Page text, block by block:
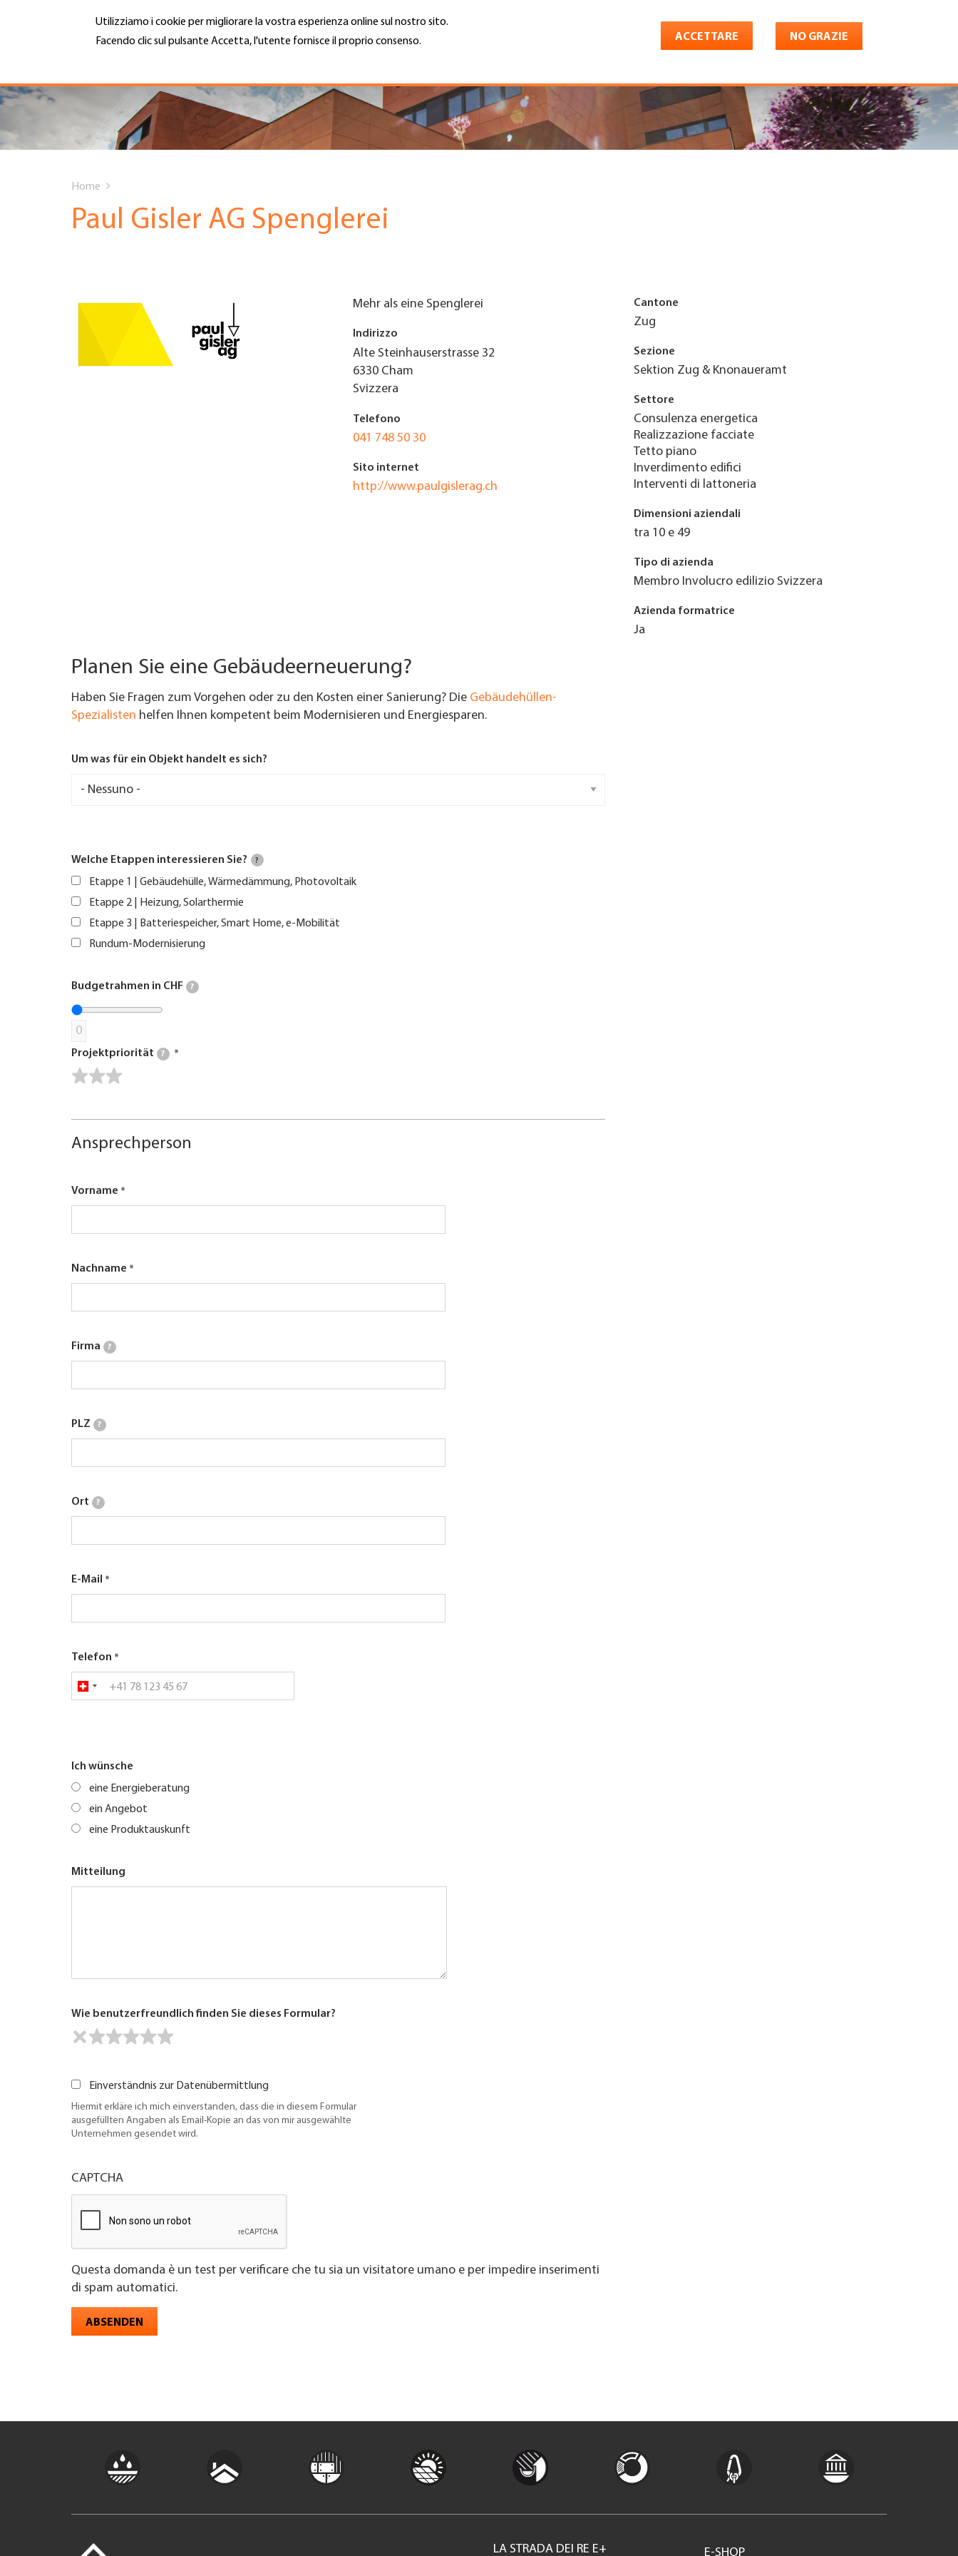
Utilizziamo i cookie per migliorare la vostra esperienza online sul nostro sito.
Facendo clic sul pulsante Accetta, l'utente fornisce il proprio consenso.
ACCETTARE NO GRAZIE
Hauptnavigation
CHI SIAMO
SERVIZI
CARRIERA E LAVORO
MENU Cerca
Top
Menu
are
Home
Paul Gisler AG Spenglerei
Mehr als eine Spenglerei
Indirizzo
Alte Steinhauserstrasse 32
6330 Cham
Svizzera
Telefono
041 748 50 30
Sito internet
http://www.paulgislerag.ch
Cantone
Zug
Sezione
Sektion Zug & Knonaueramt
Settore
Consulenza energetica
Realizzazione facciate
Tetto piano
Inverdimento edifici
Interventi di lattoneria
Dimensioni aziendali
tra 10 e 49
Tipo di azienda
Membro Involucro edilizio Svizzera
Azienda formatrice
Ja
Planen Sie eine Gebäudeerneuerung?
Haben Sie Fragen zum Vorgehen oder zu den Kosten einer Sanierung? Die Gebäudehüllen-
Spezialisten helfen Ihnen kompetent beim Modernisieren und Energiesparen.
Um was für ein Objekt handelt es sich?
Welche Etappen interessieren Sie? ?
Etappe 1 | Gebäudehülle, Wärmedämmung, Photovoltaik
Etappe 2 | Heizung, Solarthermie
Etappe 3 | Batteriespeicher, Smart Home, e-Mobilität
Rundum-Modernisierung
Budgetrahmen in CHF ?
0
Projektpriorität ?
Ansprechperson
Vorname
Nachname
Firma ?
PLZ ?
Ort ?
E-Mail
Telefon
Ich wünsche
eine Energieberatung
ein Angebot
eine Produktauskunft
Mitteilung
Wie benutzerfreundlich finden Sie dieses Formular?
Einverständnis zur Datenübermittlung
Hiermit erkläre ich mich einverstanden, dass die in diesem Formular
ausgefüllten Angaben als Email-Kopie an das von mir ausgewählte
Unternehmen gesendet wird.
CAPTCHA
Questa domanda è un test per verificare che tu sia un visitatore umano e per impedire inserimenti
di spam automatici.
ABSENDEN
LA STRADA DEI RE E+ E-SHOP